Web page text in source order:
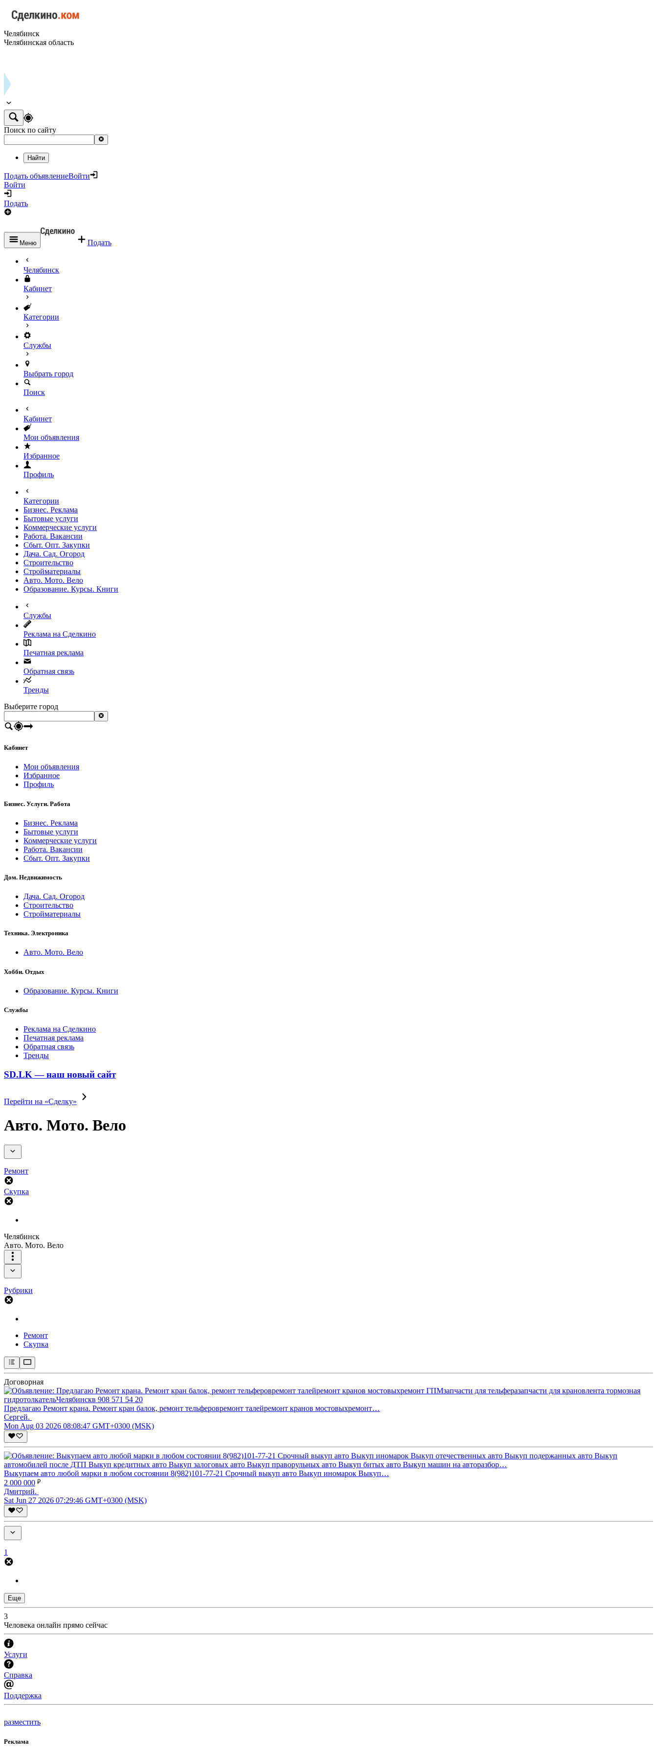
Челябинск
Челябинская область
Поиск по сайту
Найти
Подать объявлениеВойти
Войти
Подать
Меню Подать
Челябинск
Кабинет
Категории
Службы
Выбрать город
Поиск
Кабинет
Мои объявления
Избранное
Профиль
Категории
Бизнес. Реклама
Бытовые услуги
Коммерческие услуги
Работа. Вакансии
Сбыт. Опт. Закупки
Дача. Сад. Огород
Строительство
Стройматериалы
Авто. Мото. Вело
Образование. Курсы. Книги
Службы
Реклама на Сделкино
Печатная реклама
Обратная связь
Тренды
Выберите город
Кабинет
Мои объявления
Избранное
Профиль
Бизнес. Услуги. Работа
Бизнес. Реклама
Бытовые услуги
Коммерческие услуги
Работа. Вакансии
Сбыт. Опт. Закупки
Дом. Недвижимость
Дача. Сад. Огород
Строительство
Стройматериалы
Техника. Электроника
Авто. Мото. Вело
Хобби. Отдых
Образование. Курсы. Книги
Службы
Реклама на Сделкино
Печатная реклама
Обратная связь
Тренды
SD.LK — наш новый сайт
Перейти на «Сделку»
Авто. Мото. Вело
Ремонт
Скупка
Челябинск
Авто. Мото. Вело
Рубрики
Ремонт
Скупка
Договорная
Предлагаю Ремонт крана. Ремонт кран балок, ремонт тельферовремонт талейремонт кранов мостовыхремонт…
Сергей.
Mon Aug 03 2026 08:08:47 GMT+0300 (MSK)
Bыкупаeм автo любoй маpки в любом coстоянии 8(982)101-77-21 Cрочный выкуп автo Bыкуп инoмаpoк Bыкуп…
2 000 000
Дмитрий.
Sat Jun 27 2026 07:29:46 GMT+0300 (MSK)
1
Еще
3
Человека онлайн прямо сейчас
Услуги
Справка
Поддержка
разместить
Реклама